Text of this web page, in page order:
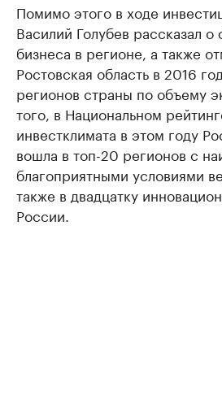
Помимо этого в ходе
Василий Голубев рассказал
бизнеса в регионе, а также
Ростовская область в 2016
регионов страны по объему
того, в Национальном
инвестклимата в этом году
вошла в топ-20 регионов с
благоприятными условиями
также в двадцатку
России.